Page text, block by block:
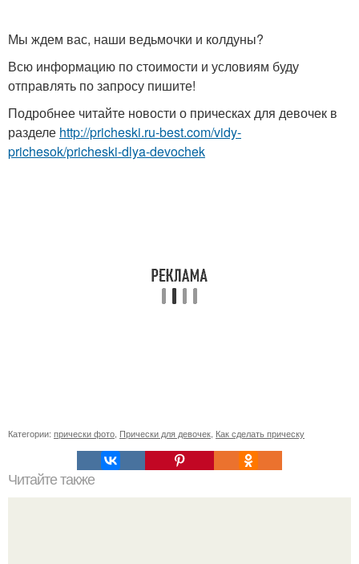
Мы ждем вас, наши ведьмочки и колдуны?
Всю информацию по стоимости и условиям буду
отправлять по запросу пишите!
Подробнее читайте новости о прическах для девочек в
разделе http://pricheski.ru-best.com/vidy-
prichesok/pricheski-dlya-devochek
Категории: прически фото Прически для девочек Как сделать прическу
Читайте также